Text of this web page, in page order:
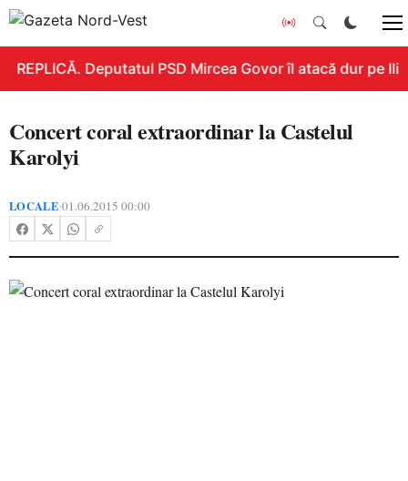
REPLICĂ. Deputatul PSD Mircea Govor îl atacă dur pe
Concert coral extraordinar la Castelul
Karolyi
LOCALE•01.06.2015 00:00